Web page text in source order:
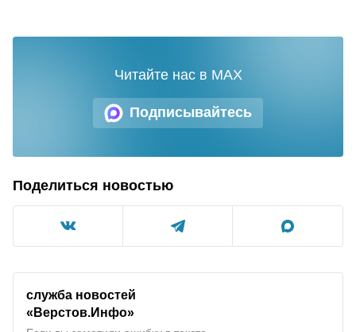
Подписывайтесь
Читайте нас в MAX
Поделиться новостью
служба новостей
«Верстов.Инфо»